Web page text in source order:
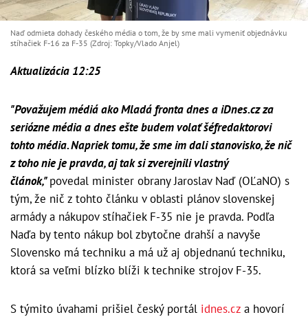
Naď odmieta dohady českého média o tom, že by sme mali vymeniť objednávku
stíhačiek F-16 za F-35 (Zdroj: Topky/Vlado Anjel)
Aktualizácia 12:25
"Považujem médiá ako Mladá fronta dnes a iDnes.cz za
seriózne média a dnes ešte budem volať šéfredaktorovi
tohto média. Napriek tomu, že sme im dali stanovisko, že nič
z toho nie je pravda, aj tak si zverejnili vlastný
článok," povedal minister obrany Jaroslav Naď (OĽaNO) s
tým, že nič z tohto článku v oblasti plánov slovenskej
armády a nákupov stíhačiek F-35 nie je pravda. Podľa
Naďa by tento nákup bol zbytočne drahší a navyše
Slovensko má techniku a má už aj objednanú techniku,
ktorá sa veľmi blízko blíži k technike strojov F-35.
S týmito úvahami prišiel český portál idnes.cz a hovorí